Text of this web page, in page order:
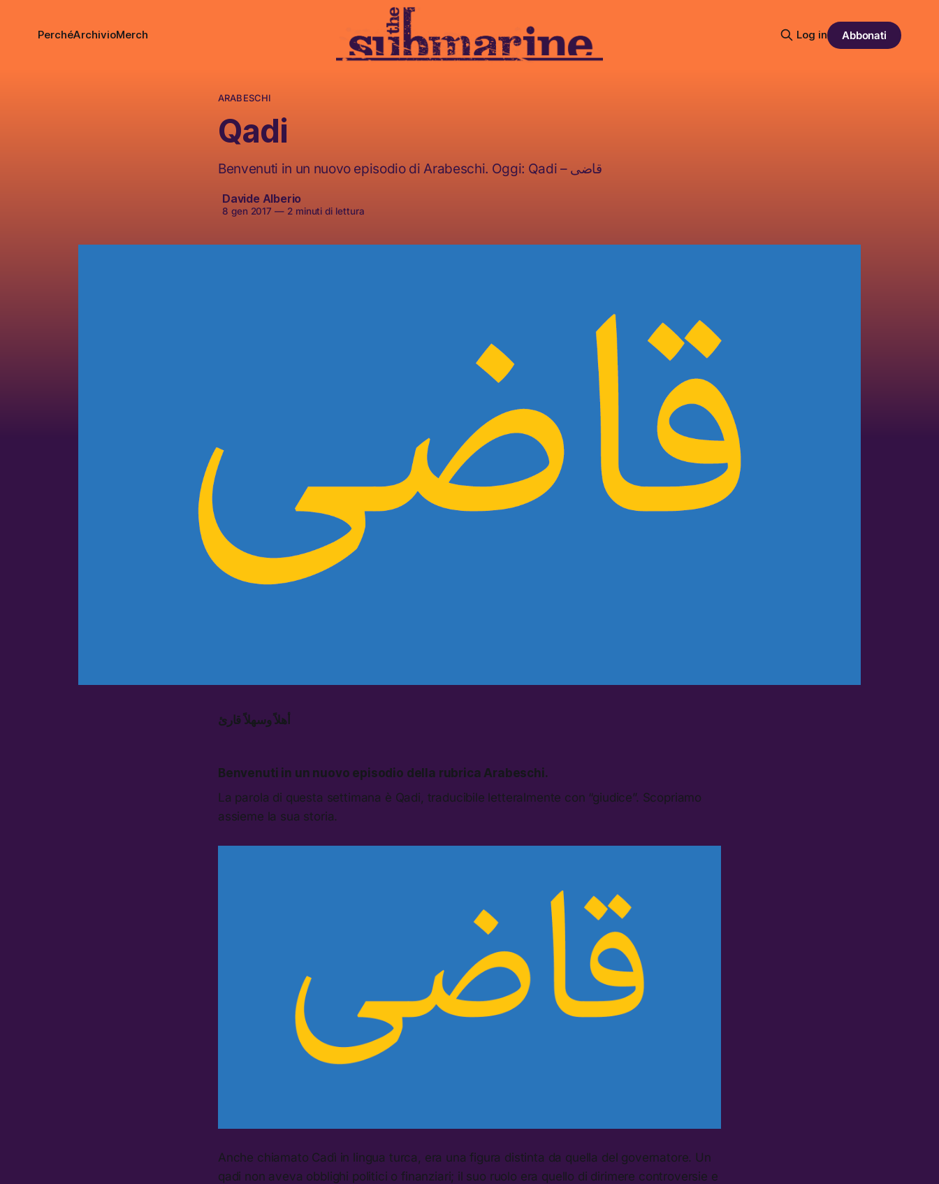
PerchéArchivioMerch Log in Abbonati
ARABESCHI
Qadi
Benvenuti in un nuovo episodio di Arabeschi. Oggi: Qadi – قاضى
Davide Alberio
8 gen 2017 — 2 minuti di lettura
أهلاً وسهلاً قارئ
Benvenuti in un nuovo episodio della rubrica Arabeschi.
La parola di questa settimana è Qadi, traducibile letteralmente con “giudice”. Scopriamo
assieme la sua storia.
Anche chiamato Cadì in lingua turca, era una figura distinta da quella del governatore. Un
qadi non aveva obblighi politici o finanziari; il suo ruolo era quello di dirimere controversie e